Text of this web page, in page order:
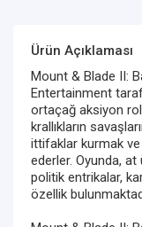
Ürün Açıklaması
Mount & Blade II:
Entertainment
ortaçağ aksiyon rol
krallıkların
ittifaklar kurmak
ederler. Oyunda,
politik entrikalar,
özellik